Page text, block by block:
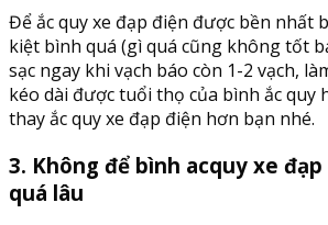
Để ắc quy xe đạp điện được bền nhất
kiệt bình quá (gì quá cũng không tốt
sạc ngay khi vạch báo còn 1-2 vạch,
kéo dài được tuổi thọ của bình ắc quy
thay ắc quy xe đạp điện hơn bạn nhé.
3. Không để bình acquy xe
quá lâu